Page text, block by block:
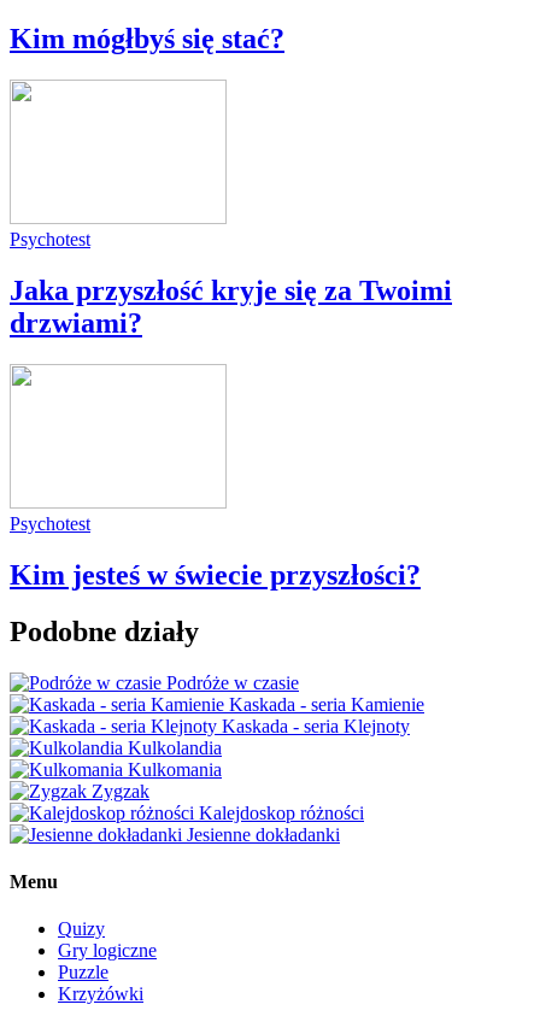
Kim mógłbyś się stać?
Psychotest
Jaka przyszłość kryje się za Twoimi
drzwiami?
Psychotest
Kim jesteś w świecie przyszłości?
Podobne działy
Podróże w czasie
Kaskada - seria Kamienie
Kaskada - seria Klejnoty
Kulkolandia
Kulkomania
Zygzak
Kalejdoskop różności
Jesienne dokładanki
Menu
Quizy
Gry logiczne
Puzzle
Krzyżówki